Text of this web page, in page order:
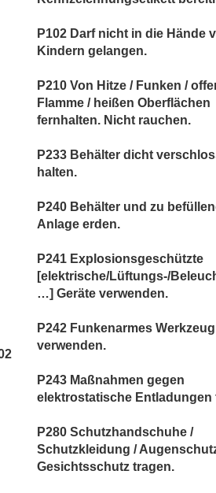
P102 Darf nicht in die Hände
Kindern gelangen.
P210 Von Hitze / Funken /
Flamme / heißen Oberflächen
fernhalten. Nicht rauchen.
P233 Behälter dicht
halten.
P240 Behälter und zu
Anlage erden.
P241 Explosionsgeschützte
[elektrische/Lüftungs-/
…] Geräte verwenden.
P242 Funkenarmes Werkzeug
verwenden.
P243 Maßnahmen gegen
elektrostatische Entladungen
P280 Schutzhandschuhe /
Schutzkleidung /
Gesichtsschutz tragen.